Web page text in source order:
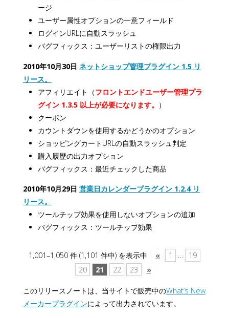
ージ
ユーザー属性オプションの一意フィールド
ログインURLに自動スラッシュ
バグフィックス：ユーザーリストの権限出力
2010年10月30日 ネットショップ管理プラグイン 1.5 リ
リース。
アフィリエイト（フロントエンドユーザー管理プラ
グイン 1.3.5 以上が必要になります。 ）
クーポン
カウントダウンを使用するかどうかのオプション
ショッピングカートURLの自動スラッシュ判定
購入履歴の出力オプション
バグフィックス：最近チェックした商品
2010年10月29日 営業日カレンダープラグイン 1.2.4 リ
リース。
ツールチップ効果を使用しないオプションの追加
バグフィックス：ツールチップ効果
1,001–1,050 件 (1,101 件中) を表示中 « 1 …
19
20
21 22 23 »
このリリースノートは、当サイトで販売中のWhat’s New
メーカープラグインによって出力されています。